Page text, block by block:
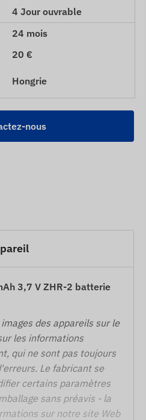
4 Jour ouvrable
24 mois
20 €
Hongrie
nous
3,7 V ZHR-2 batterie
des appareils sur le
les informations
qui ne sont pas toujours
Le fabricant se
certains paramètres
sans préavis - la
sur notre site Web